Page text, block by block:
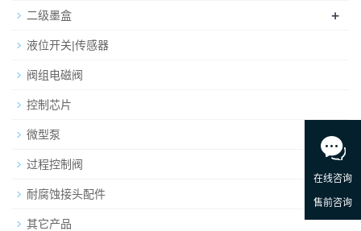
二级墨盒 +
液位开关|传感器
阀组电磁阀
控制芯片
微型泵
过程控制阀 +
耐腐蚀接头配件
其它产品